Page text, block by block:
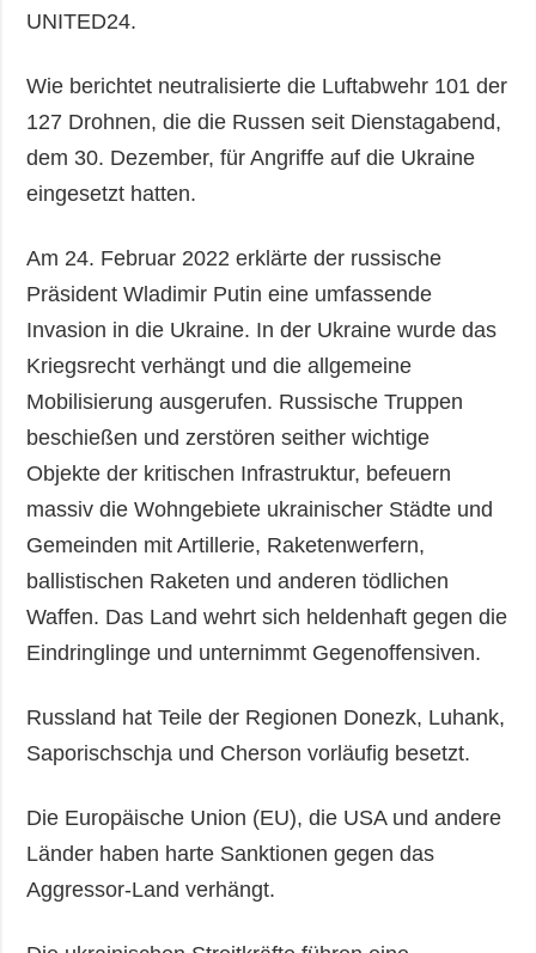
UNITED24.
Wie berichtet neutralisierte die Luftabwehr 101 der
127 Drohnen, die die Russen seit Dienstagabend,
dem 30. Dezember, für Angriffe auf die Ukraine
eingesetzt hatten.
Am 24. Februar 2022 erklärte der russische
Präsident Wladimir Putin eine umfassende
Invasion in die Ukraine. In der Ukraine wurde das
Kriegsrecht verhängt und die allgemeine
Mobilisierung ausgerufen. Russische Truppen
beschießen und zerstören seither wichtige
Objekte der kritischen Infrastruktur, befeuern
massiv die Wohngebiete ukrainischer Städte und
Gemeinden mit Artillerie, Raketenwerfern,
ballistischen Raketen und anderen tödlichen
Waffen. Das Land wehrt sich heldenhaft gegen die
Eindringlinge und unternimmt Gegenoffensiven.
Russland hat Teile der Regionen Donezk, Luhank,
Saporischschja und Cherson vorläufig besetzt.
Die Europäische Union (EU), die USA und andere
Länder haben harte Sanktionen gegen das
Aggressor-Land verhängt.